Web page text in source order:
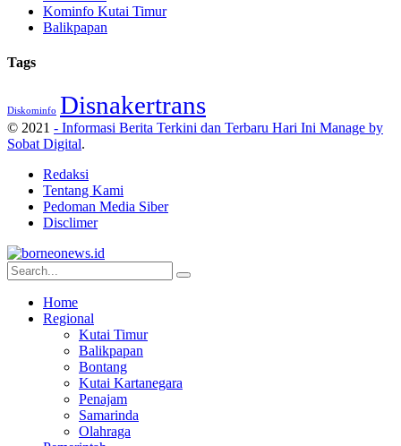
Kominfo Kutai Timur
Balikpapan
Tags
Diskominfo Disnakertrans
© 2021 - Informasi Berita Terkini dan Terbaru Hari Ini Manage by
Sobat Digital.
Redaksi
Tentang Kami
Pedoman Media Siber
Disclimer
Home
Regional
Kutai Timur
Balikpapan
Bontang
Kutai Kartanegara
Penajam
Samarinda
Olahraga